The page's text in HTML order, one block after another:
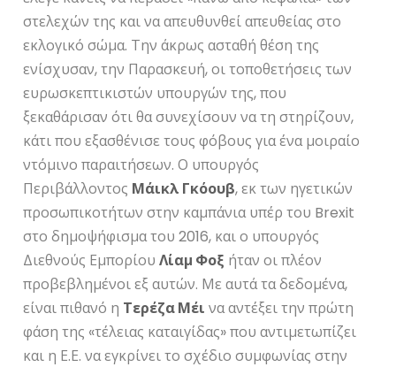
στελεχών της και να απευθυνθεί απευθείας στο
εκλογικό σώμα. Την άκρως ασταθή θέση της
ενίσχυσαν, την Παρασκευή, οι τοποθετήσεις των
ευρωσκεπτικιστών υπουργών της, που
ξεκαθάρισαν ότι θα συνεχίσουν να τη στηρίζουν,
κάτι που εξασθένισε τους φόβους για ένα μοιραίο
ντόμινο παραιτήσεων. Ο υπουργός
Περιβάλλοντος Μάικλ Γκόουβ, εκ των ηγετικών
προσωπικοτήτων στην καμπάνια υπέρ του Brexit
στο δημοψήφισμα του 2016, και ο υπουργός
Διεθνούς ΕμπορίουΛίαμ Φοξ ήταν οι πλέον
προβεβλημένοι εξ αυτών. Με αυτά τα δεδομένα,
είναι πιθανό η Τερέζα Μέι να αντέξει την πρώτη
φάση της «τέλειας καταιγίδας» που αντιμετωπίζει
και η Ε.Ε. να εγκρίνει το σχέδιο συμφωνίας στην